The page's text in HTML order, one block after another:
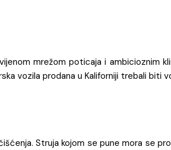
mrežom poticaja i ambicioznim
vozila prodana u Kaliforniji trebali biti
Struja kojom se pune mora se